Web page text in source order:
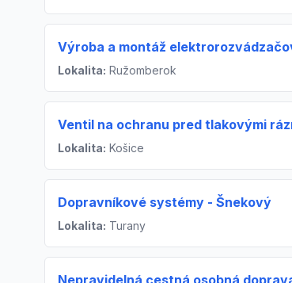
Výroba a montáž
Lokalita: Ružomberok
Ventil na ochranu pred tlakovými
Lokalita: Košice
Dopravníkové systémy - Šnekový
Lokalita: Turany
Nepravidelná cestná osobná